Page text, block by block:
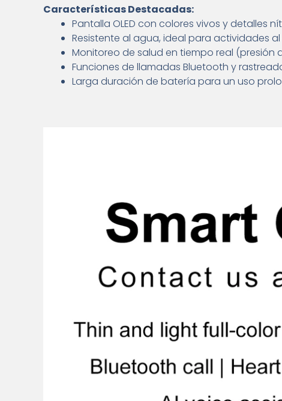
Características Destacadas:
Pantalla OLED con colores vivos y detalles
Resistente al agua, ideal para actividades al
Monitoreo de salud en tiempo real (presión
Funciones de llamadas Bluetooth y
Larga duración de batería para un uso